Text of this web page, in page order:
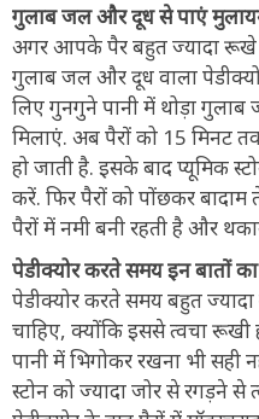
गुलाब जल और दूध से पाएं
अगर आपके पैर बहुत ज्यादा
गुलाब जल और दूध वाला
लिए गुनगुने पानी में थोड़ा
मिलाएं. अब पैरों को 15 मिनट
हो जाती है. इसके बाद प्यूमिक
करें. फिर पैरों को पोंछकर
पैरों में नमी बनी रहती है और
पेडीक्योर करते समय इन बातों
पेडीक्योर करते समय बहुत ज्यादा
चाहिए, क्योंकि इससे त्वचा
पानी में भिगोकर रखना भी सही
स्टोन को ज्यादा जोर से रगड़ने